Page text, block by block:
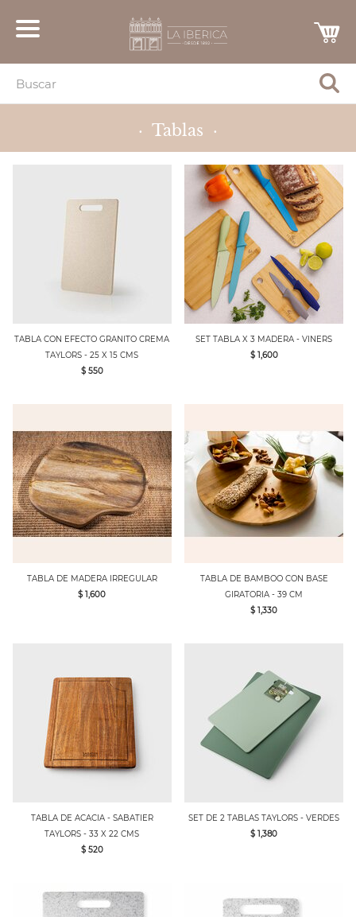
· Tablas ·
TABLA CON EFECTO GRANITO CREMA
TAYLORS - 25 X 15 CMS
$ 550
SET TABLA X 3 MADERA - VINERS
$ 1,600
TABLA DE MADERA IRREGULAR
$ 1,600
TABLA DE BAMBOO CON BASE
GIRATORIA - 39 CM
$ 1,330
TABLA DE ACACIA - SABATIER
TAYLORS - 33 X 22 CMS
$ 520
SET DE 2 TABLAS TAYLORS - VERDES
$ 1,380